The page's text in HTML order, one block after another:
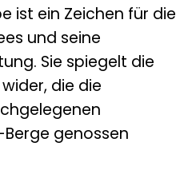
ist ein Zeichen für die
und seine
Sie spiegelt die
die die
genossen